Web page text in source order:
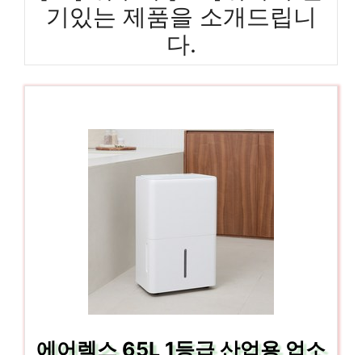
기있는 제품을 소개드립니
다.
에어렉스 65L 1등급 산업용 업소